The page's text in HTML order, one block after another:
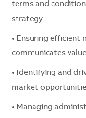
terms and
strategy.
• Ensuring efficient
communicates
• Identifying and
market
• Managing